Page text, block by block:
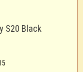
S20 Black